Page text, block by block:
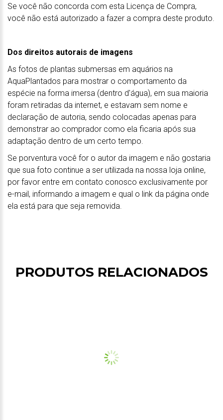
Se você não concorda com esta Licença de Compra,
você não está autorizado a fazer a compra deste produto.
Dos direitos autorais de imagens
As fotos de plantas submersas em aquários na
AquaPlantados para mostrar o comportamento da
espécie na forma imersa (dentro d'água), em sua maioria
foram retiradas da internet, e estavam sem nome e
declaração de autoria, sendo colocadas apenas para
demonstrar ao comprador como ela ficaria após sua
adaptação dentro de um certo tempo.
Se porventura você for o autor da imagem e não gostaria
que sua foto continue a ser utilizada na nossa loja online,
por favor entre em contato conosco exclusivamente por
e-mail, informando a imagem e qual o link da página onde
ela está para que seja removida.
PRODUTOS RELACIONADOS